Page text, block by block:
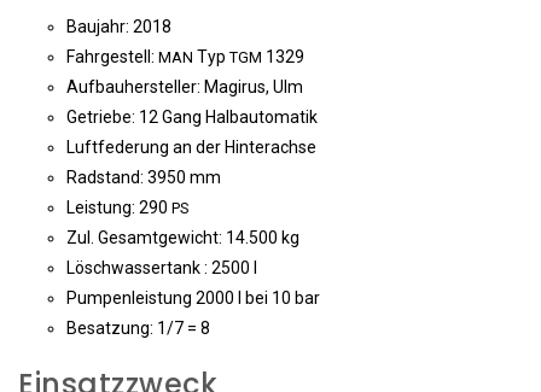
Bau­jahr: 2018
Fahr­ge­stell: MAN Typ TGM 1329
Auf­bau­her­stel­ler: Magi­rus, Ulm
Getrie­be: 12 Gang Halbautomatik
Luft­fe­de­rung an der Hinterachse
Rad­stand: 3950 mm
Leis­tung: 290 PS
Zul. Gesamt­ge­wicht: 14.500 kg
Lösch­was­ser­tank : 2500 l
Pum­pen­leis­tung 2000 l bei 10 bar
Besat­zung: 1/7 = 8
Einsatzzweck